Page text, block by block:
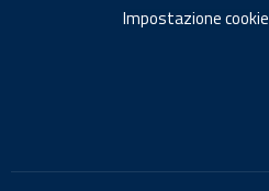
Impostazione cookie